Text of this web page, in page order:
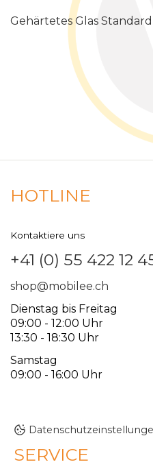
Gehärtetes Glas
HOTLINE
Kontaktiere uns
+41 (0) 55 422 12
shop@mobilee.ch
Dienstag bis Freitag
09:00 - 12:00 Uhr
13:30 - 18:30 Uhr
Samstag
09:00 - 16:00 Uhr
SERVICE